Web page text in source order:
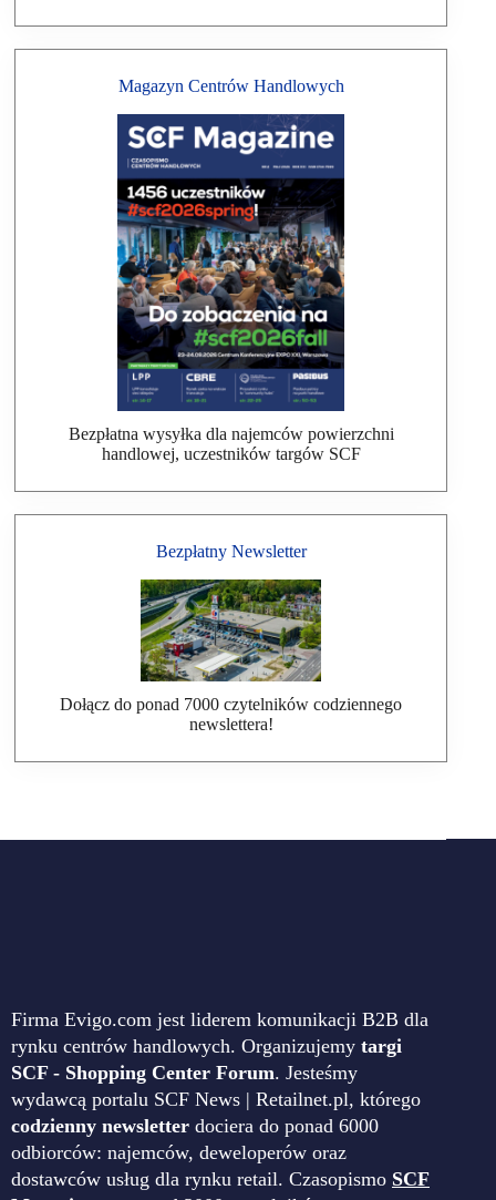
Magazyn Centrów Handlowych
Bezpłatna wysyłka dla najemców powierzchni
handlowej, uczestników targów SCF
Bezpłatny Newsletter
Dołącz do ponad 7000 czytelników codziennego
newslettera!
Firma Evigo.com jest liderem komunikacji B2B dla
rynku centrów handlowych. Organizujemy targi
SCF - Shopping Center Forum. Jesteśmy
wydawcą portalu SCF News | Retailnet.pl, którego
codzienny newsletter dociera do ponad 6000
odbiorców: najemców, deweloperów oraz
dostawców usług dla rynku retail. Czasopismo SCF